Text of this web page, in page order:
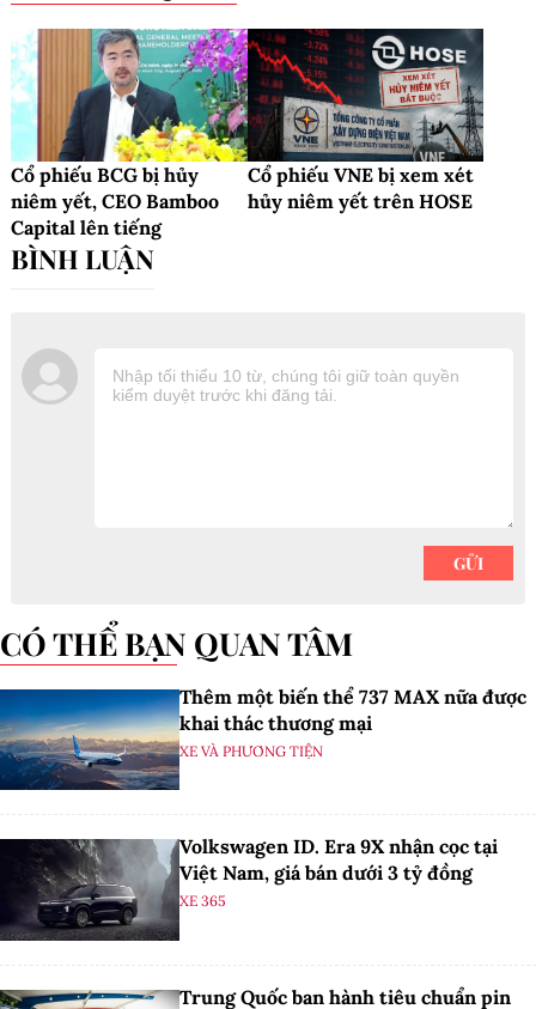
Cổ phiếu BCG bị hủy
niêm yết, CEO Bamboo
Capital lên tiếng
Cổ phiếu VNE bị xem xét
hủy niêm yết trên HOSE
CÓ THỂ BẠN QUAN TÂM
Thêm một biến thể 737 MAX nữa được
khai thác thương mại
XE VÀ PHƯƠNG TIỆN
Volkswagen ID. Era 9X nhận cọc tại
Việt Nam, giá bán dưới 3 tỷ đồng
XE 365
Trung Quốc ban hành tiêu chuẩn pin